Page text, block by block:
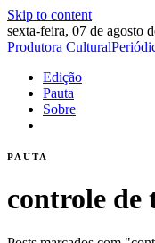
Skip to content
sexta-feira, 07 de agosto
Produtora Cultural
Edição
Pauta
Sobre
PAUTA
controle de